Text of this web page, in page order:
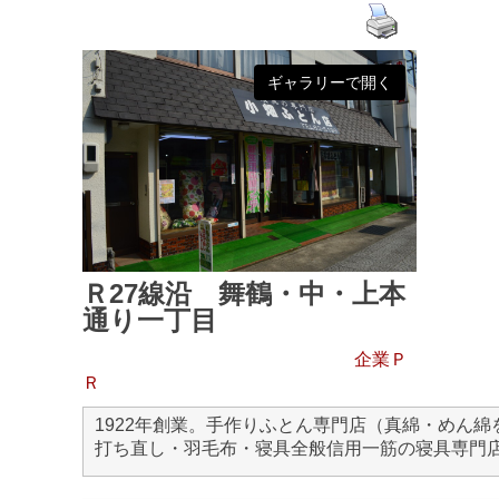
ギャラリーで開く
Ｒ27線沿 舞鶴・中・上本
通り一丁目
企業Ｐ
Ｒ
1922年創業。手作りふとん専門店（真綿・めん綿
打ち直し・羽毛布・寝具全般信用一筋の寝具専門